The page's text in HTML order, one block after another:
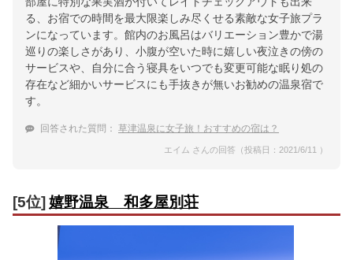
る、お宿での時間を最大限楽しみ尽くせる素敵な女子旅プラ
ンになっています。館内のお風呂はバリエーション豊かで湯
巡りの楽しさがあり、小腹が空いた時に嬉しい夜泣きの傍の
サービスや、自分に合う寝具をいつでも変更可能な眠り処の
存在など細かいサービスにも手抜きが無いお勧めの温泉宿で
す。
回答された質問： 草津温泉に女子旅！おすすめの宿は？
エイム さんの回答（投稿日：2021/6/11 ）
[5位]嬉野温泉 和多屋別荘